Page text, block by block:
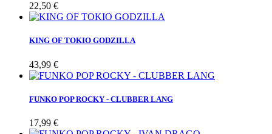
22,50 €
KING OF TOKIO GODZILLA
43,99 €
FUNKO POP ROCKY - CLUBBER LANG
17,99 €